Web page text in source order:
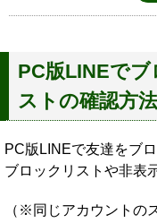
PC版LINEで
ストの確認方法
PC版LINEで友達をブ
ブロックリストや非表
（※同じアカウントの